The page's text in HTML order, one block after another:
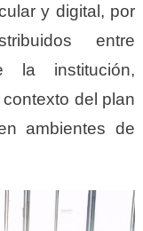
y digital, por
entre
la institución,
del plan
ambientes de